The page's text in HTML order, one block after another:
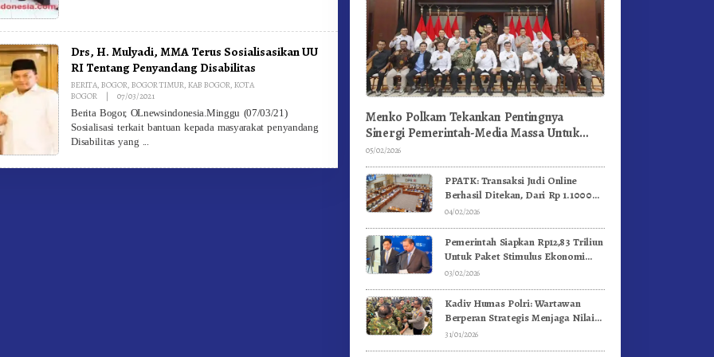
Drs, H. Mulyadi, MMA Terus Sosialisasikan UU
RI Tentang Penyandang Disabilitas
BERITA,BOGOR,BOGOR TIMUR,KAB BOGOR,KOTA
BOGOR
| 07/03/2021
Berita Bogor, OLnewsindonesia.Minggu (07/03/21)
Sosialisasi terkait bantuan kepada masyarakat penyandang
Disabilitas yang
Menko Polkam Tekankan Pentingnya
Sinergi Pemerintah-Media Massa Untuk
Jaga Stabilitas Bangsa
05/02/2026
PPATK: Transaksi Judi Online
Berhasil Ditekan, Dari Rp 1.1000
Triliun Menjadi Rp 268 Triliun
04/02/2026
Pemerintah Siapkan Rp12,83 Triliun
Untuk Paket Stimulus Ekonomi
Kuartal I-2026
03/02/2026
Kadiv Humas Polri: Wartawan
Berperan Strategis Menjaga Nilai
Kebangsaan, Demokrasi, dan NKRI
31/01/2026